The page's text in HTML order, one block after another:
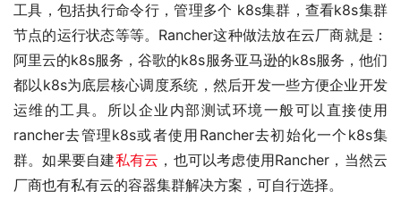
工具，包括执行命令行，管理多个 k8s集群，查看k8s集群
节点的运行状态等等。Rancher这种做法放在云厂商就是：
阿里云的k8s服务，谷歌的k8s服务亚马逊的k8s服务，他们
都以k8s为底层核心调度系统，然后开发一些方便企业开发
运维的工具。所以企业内部测试环境一般可以直接使用
rancher去管理k8s或者使用Rancher去初始化一个k8s集
群。如果要自建私有云 ，也可以考虑使用Rancher，当然云
厂商也有私有云的容器集群解决方案，可自行选择。